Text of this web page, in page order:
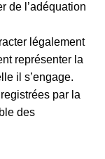
de l’adéquation
légalement
représenter la
il s’engage.
par la
des